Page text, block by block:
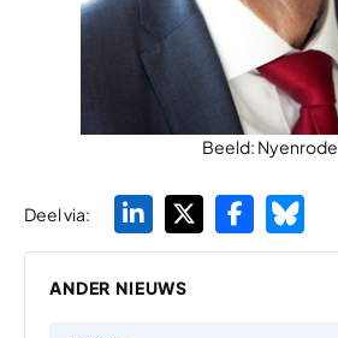
Beeld: Nyenrode
Deel via:
ANDER NIEUWS